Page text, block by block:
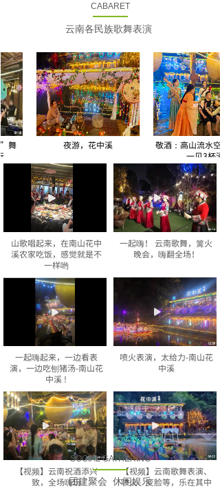
云南各民族歌舞表演
CABARET
夜游，花中溪
敬酒：高山流水空中
一见3杯酒
山歌唱起来，在南山花中
溪农家吃饭，感觉就是不
一样哟
一起嗨！ 云南歌舞，篝火
晚会，嗨翻全场！
一起嗨起来，一边看表
演，一边吃刨猪汤-南山花
中溪 !
喷火表演，太给力-南山花
中溪
【视频】云南祝酒添兴
致，全场嗨玩
【视频】云南歌舞表演、
喷火、变脸等，乐在其中
团建聚会 休闲娱乐
SOCIAL GATHERING